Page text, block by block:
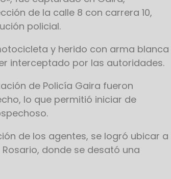
de la calle 8 con carrera 10,
policial.
y herido con arma blanca
interceptado por las autoridades.
de Policía Gaira fueron
lo que permitió iniciar de
de los agentes, se logró ubicar a
donde se desató una